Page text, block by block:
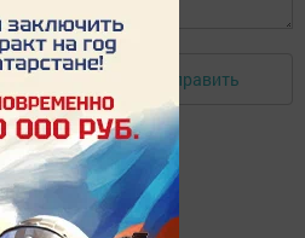
Отправить